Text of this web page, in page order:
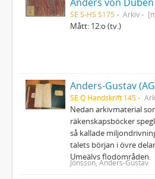
SE S-HS S175 Arkiv
Mått: 12:o (tv.)
Anders-Gustav
SE Q Handskrift 145
Nedan arkivmaterial
räkenskapsböcker
så kallade
talets början i övre
Umeälvs flodområden.
Jönsson, Anders-Gustav